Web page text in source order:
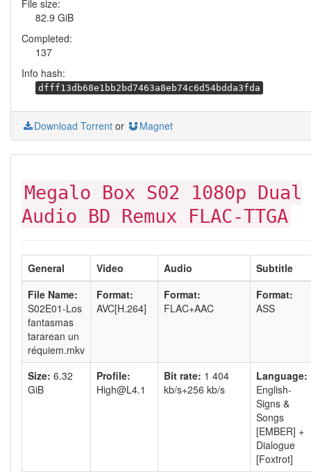
File size:
82.9 GiB
Completed:
137
Info hash:
dfff13db68e1bb2bd7463a8eb74c6d54bdda3fda
Download Torrent or Magnet
Megalo Box S02 1080p Dual
Audio BD Remux FLAC-TTGA
General Video Audio
Subtitle
File Name:
S02E01-Los
fantasmas
tararean un
réquiem.mkv
Format:
AVC[H.264]
Format:
FLAC+AAC
Format:
ASS
Size: 6.32
GiB
Profile:
High@L4.1
Bit rate: 1 404
kb/s+256 kb/s
Language:
English-
Signs &
Songs
[EMBER] +
Dialogue
[Foxtrot]